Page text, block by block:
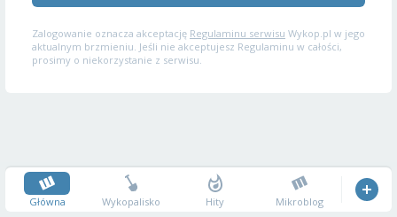
Zalogowanie oznacza akceptację Regulaminu serwisu Wykop.pl w jego
aktualnym brzmieniu. Jeśli nie akceptujesz Regulaminu w całości,
prosimy o niekorzystanie z serwisu.
Główna Wykopalisko Hity Mikroblog